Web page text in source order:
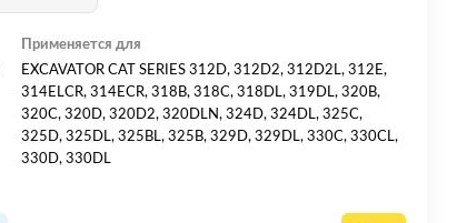
Применяется для
EXCAVATOR CAT SERIES 312D, 312D2, 312D2L, 312E,
314ELCR, 314ECR, 318B, 318C, 318DL, 319DL, 320B,
320C, 320D, 320D2, 320DLN, 324D, 324DL, 325C,
325D, 325DL, 325BL, 325B, 329D, 329DL, 330C, 330CL,
330D, 330DL